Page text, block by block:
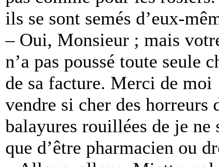
ils se sont semés d’eux-
– Oui, Monsieur ; mais
n’a pas poussé toute seule
de sa facture. Merci de moi
vendre si cher des horreurs
balayures rouillées de je ne
que d’être pharmacien ou